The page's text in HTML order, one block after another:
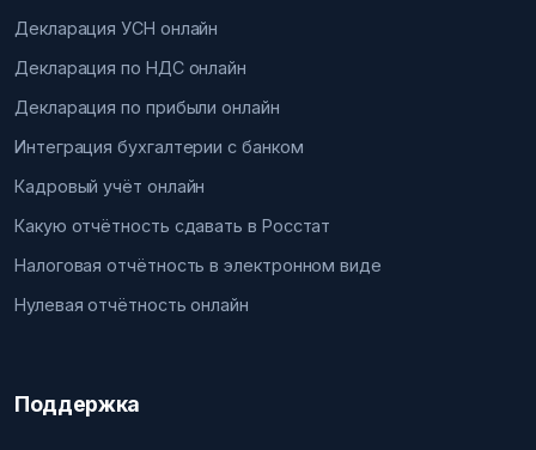
Декларация УСН онлайн
Декларация по НДС онлайн
Декларация по прибыли онлайн
Интеграция бухгалтерии с банком
Кадровый учёт онлайн
Какую отчётность сдавать в Росстат
Налоговая отчётность в электронном виде
Нулевая отчётность онлайн
Поддержка